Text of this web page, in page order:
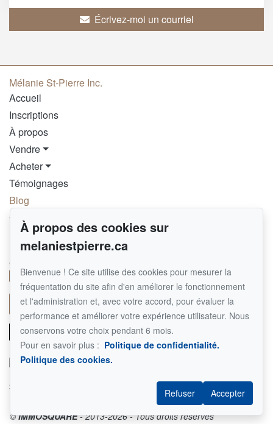
Écrivez-moi un courriel
Mélanie St-Pierre Inc.
Accueil
Inscriptions
À propos
Vendre
Acheter
Témoignages
Blog
Contact
Pour me joindre
GROUPE SUTTON SYNERGIE INC.
514 290-8092
Écrivez-moi un courriel
Suivez-moi sur Facebook !
©IMMOSQUARE- 2013-2026 - Tous droits réservés
À propos des cookies sur
melaniestpierre.ca
Bienvenue ! Ce site utilise des cookies pour mesurer la
fréquentation du site afin d'en améliorer le fonctionnement
et l'administration et, avec votre accord, pour évaluer la
performance et améliorer votre expérience utilisateur. Nous
conservons votre choix pendant 6 mois.
Pour en savoir plus : Politique de confidentialité.
Politique des cookies.
Refuser Accepter